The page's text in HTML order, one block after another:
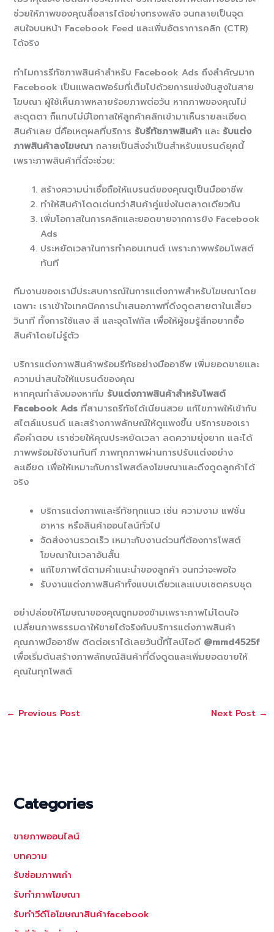
ช่วยให้ภาพของคุณสื่อสารได้อย่างทรงพลัง จนกลายเป็นจุด
สนใจบนหน้า Facebook Feed และเพิ่มอัตราการคลิก (CTR)
ได้จริง
ทำไมการรีทัชภาพสินค้าสำหรับ Facebook Ads ถึงสำคัญมาก
Facebook เป็นแพลตฟอร์มที่เต็มไปด้วยการแข่งขันสูงในสาย
โฆษณา ผู้ใช้เห็นภาพหลายร้อยภาพต่อวัน หากภาพของคุณไม่
สะดุดตา ก็แทบไม่มีโอกาสให้ลูกค้าคลิกเข้ามาเห็นรายละเอียด
สินค้าเลย นี่คือเหตุผลที่บริการ รับรีทัชภาพสินค้า และ รับแต่ง
ภาพสินค้าลงโฆษณา กลายเป็นสิ่งจำเป็นสำหรับแบรนด์ยุคนี้
เพราะภาพสินค้าที่ดีจะช่วย:
สร้างความน่าเชื่อถือให้แบรนด์ของคุณดูเป็นมืออาชีพ
ทำให้สินค้าโดดเด่นกว่าสินค้าคู่แข่งในตลาดเดียวกัน
เพิ่มโอกาสในการคลิกและยอดขายจากการยิง Facebook
Ads
ประหยัดเวลาในการทำคอนเทนต์ เพราะภาพพร้อมโพสต์
ทันที
ทีมงานของเรามีประสบการณ์ในการแต่งภาพสำหรับโฆษณาโดย
เฉพาะ เราเข้าใจเทคนิคการนำเสนอภาพที่ดึงดูดสายตาในเสี้ยว
วินาที ทั้งการใช้แสง สี และจุดโฟกัส เพื่อให้ผู้ชมรู้สึกอยากซื้อ
สินค้าโดยไม่รู้ตัว
บริการแต่งภาพสินค้าพร้อมรีทัชอย่างมืออาชีพ เพิ่มยอดขายและ
ความน่าสนใจให้แบรนด์ของคุณ
หากคุณกำลังมองหาทีม รับแต่งภาพสินค้าสำหรับโพสต์
Facebook Ads ที่สามารถรีทัชได้เนียนสวย แก้ไขภาพให้เข้ากับ
สไตล์แบรนด์ และสร้างภาพลักษณ์ให้ดูแพงขึ้น บริการของเรา
คือคำตอบ เราช่วยให้คุณประหยัดเวลา ลดความยุ่งยาก และได้
ภาพพร้อมใช้งานทันที ภาพทุกภาพผ่านการปรับแต่งอย่าง
ละเอียด เพื่อให้เหมาะกับการโพสต์ลงโฆษณาและดึงดูดลูกค้าได้
จริง
บริการแต่งภาพและรีทัชทุกแนว เช่น ความงาม แฟชั่น
อาหาร หรือสินค้าออนไลน์ทั่วไป
จัดส่งงานรวดเร็ว เหมาะกับงานด่วนที่ต้องการโพสต์
โฆษณาในเวลาอันสั้น
แก้ไขภาพได้ตามคำแนะนำของลูกค้า จนกว่าจะพอใจ
รับงานแต่งภาพสินค้าทั้งแบบเดี่ยวและแบบเซตครบชุด
อย่าปล่อยให้โฆษณาของคุณถูกมองข้ามเพราะภาพไม่โดนใจ
เปลี่ยนภาพธรรมดาให้ขายได้จริงกับบริการแต่งภาพสินค้า
คุณภาพมืออาชีพ ติดต่อเราได้เลยวันนี้ที่ไลน์ไอดี @mmd4525f
เพื่อเริ่มต้นสร้างภาพลักษณ์สินค้าที่ดึงดูดและเพิ่มยอดขายให้
คุณในทุกโพสต์
← Previous Post Next Post →
Categories
ขายภาพออนไลน์
บทความ
รับซ่อมภาพเก่า
รับทำภาพโฆษณา
รับทำวีดีโอโฆษณาสินค้าfacebook